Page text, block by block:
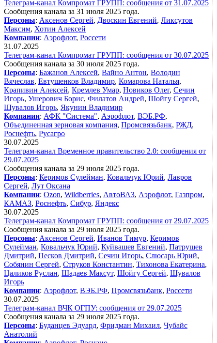
Телеграм-канал Компромат ГРУПП: сообщения от 31.07.2025
Сообщения канала за 31 июля 2025 года.
Персоны: Аксенов Сергей, Двоскин Евгений, Ликсутов
Максим, Хотин Алексей
Компании: Аэрофлот, Россети
31.07.2025
Телеграм-канал Компромат ГРУПП: сообщения от 30.07.2025
Сообщения канала за 30 июля 2025 года.
Персоны: Бажанов Алексей, Вайно Антон, Володин
Вячеслав, Евтушенков Владимир, Комарова Наталья,
Крапивин Алексей, Кремлев Умар, Новиков Олег, Сечин
Игорь, Ушерович Борис, Филатов Андрей, Шойгу Сергей,
Шувалов Игорь, Якунин Владимир
Компании: АФК "Система", Аэрофлот, ВЭБ.РФ,
Объединенная зерновая компания, Промсвязьбанк, РЖД,
Роснефть, Русагро
30.07.2025
Телеграм-канал Временное правительство 2.0: сообщения от
29.07.2025
Сообщения канала за 29 июля 2025 года.
Персоны: Керимов Сулейман, Ковальчук Юрий, Лавров
Сергей, Лут Оксана
Компании: Ozon, Wildberries, АвтоВАЗ, Аэрофлот, Газпром,
КАМАЗ, Роснефть, Сибур, Яндекс
30.07.2025
Телеграм-канал Компромат ГРУПП: сообщения от 29.07.2025
Сообщения канала за 29 июля 2025 года.
Персоны: Аксенов Сергей, Иванов Тимур, Керимов
Сулейман, Ковальчук Юрий, Куйвашев Евгений, Патрушев
Дмитрий, Песков Дмитрий, Сечин Игорь, Слюсарь Юрий,
Собянин Сергей, Струков Константин, Тихонова Екатерина,
Цаликов Руслан, Шадаев Максут, Шойгу Сергей, Шувалов
Игорь
Компании: Аэрофлот, ВЭБ.РФ, Промсвязьбанк, Россети
30.07.2025
Телеграм-канал ВЧК ОГПУ: сообщения от 29.07.2025
Сообщения канала за 29 июля 2025 года.
Персоны: Буданцев Эдуард, Фридман Михаил, Чубайс
Анатолий